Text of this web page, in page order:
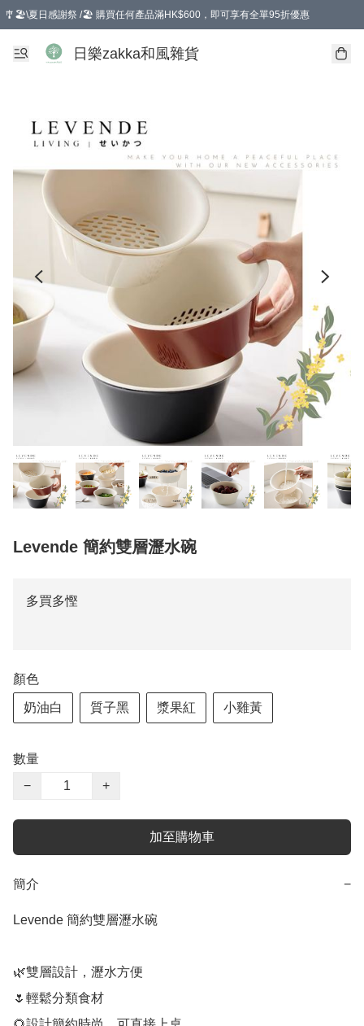
🎐🏖️\夏日感謝祭 /🏖️ 購買任何產品滿HK$600，即可享有全單95折優惠
選擇GoGoX住宅/工商地址配送，單一訂單消費購物滿HK$680(折扣後），可享有
日樂zakka和風雜貨
Levende 簡約雙層瀝水碗
多買多慳
顏色
奶油白 質子黑 漿果紅 小雞黃
數量
−
+
加至購物車
簡介 −
Levende 簡約雙層瀝水碗
🌿雙層設計，瀝水方便
🌷輕鬆分類食材